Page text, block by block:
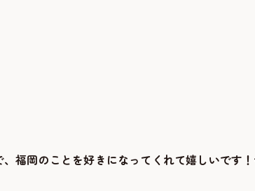
福岡のことを好きになってくれて嬉しいです